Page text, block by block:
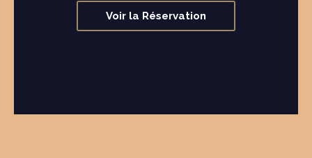
Voir la Réservation